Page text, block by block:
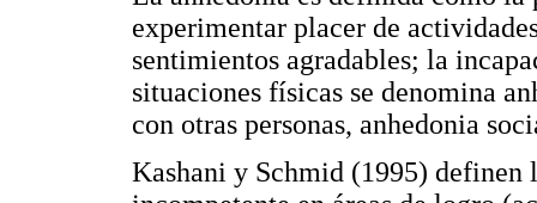
experimentar placer de
sentimientos agradables; la
situaciones físicas se denomina
con otras personas, anhedonia
Kashani y Schmid (1995) definen